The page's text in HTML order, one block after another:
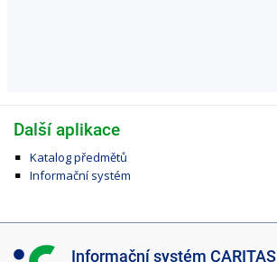
Další aplikace
Katalog předmětů
Informační systém
I Informační systém CARITAS